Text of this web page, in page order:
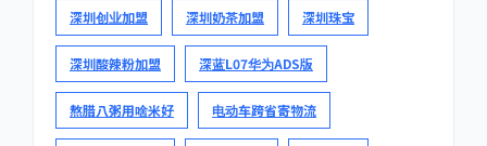
深圳创业加盟 深圳奶茶加盟 深圳珠宝
深圳酸辣粉加盟 深蓝L07华为ADS版
熬腊八粥用啥米好 电动车跨省寄物流